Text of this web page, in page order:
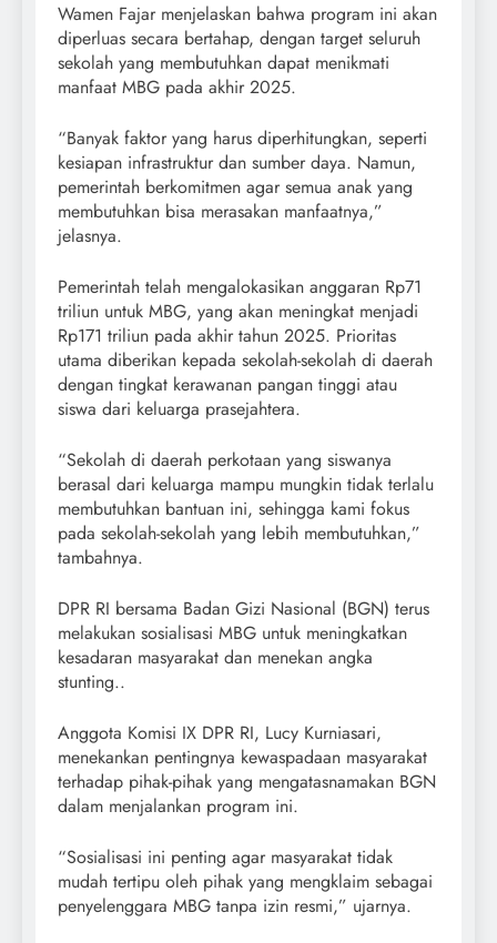
Wamen Fajar menjelaskan bahwa program ini akan
diperluas secara bertahap, dengan target seluruh
sekolah yang membutuhkan dapat menikmati
manfaat MBG pada akhir 2025.
“Banyak faktor yang harus diperhitungkan, seperti
kesiapan infrastruktur dan sumber daya. Namun,
pemerintah berkomitmen agar semua anak yang
membutuhkan bisa merasakan manfaatnya,”
jelasnya.
Pemerintah telah mengalokasikan anggaran Rp71
triliun untuk MBG, yang akan meningkat menjadi
Rp171 triliun pada akhir tahun 2025. Prioritas
utama diberikan kepada sekolah-sekolah di daerah
dengan tingkat kerawanan pangan tinggi atau
siswa dari keluarga prasejahtera.
“Sekolah di daerah perkotaan yang siswanya
berasal dari keluarga mampu mungkin tidak terlalu
membutuhkan bantuan ini, sehingga kami fokus
pada sekolah-sekolah yang lebih membutuhkan,”
tambahnya.
DPR RI bersama Badan Gizi Nasional (BGN) terus
melakukan sosialisasi MBG untuk meningkatkan
kesadaran masyarakat dan menekan angka
stunting..
Anggota Komisi IX DPR RI, Lucy Kurniasari,
menekankan pentingnya kewaspadaan masyarakat
terhadap pihak-pihak yang mengatasnamakan BGN
dalam menjalankan program ini.
“Sosialisasi ini penting agar masyarakat tidak
mudah tertipu oleh pihak yang mengklaim sebagai
penyelenggara MBG tanpa izin resmi,” ujarnya.